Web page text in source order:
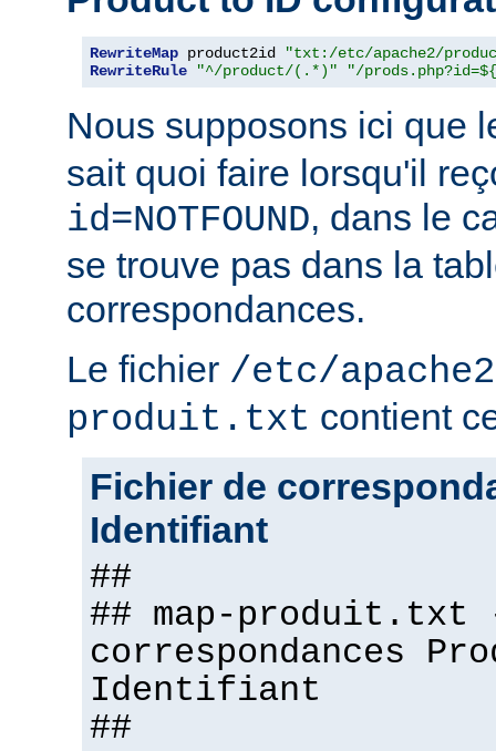
RewriteMap product2id
"txt:/etc/apache2/
RewriteRule
"^/product/(.*)" "/
Nous supposons ici que
sait quoi faire lorsqu'il
id=NOTFOUND, dans le
se trouve pas dans la
correspondances.
Le fichier /etc/
produit.txt contient
Fichier de
Identifiant
##
## map-
correspondances
Identifiant
##